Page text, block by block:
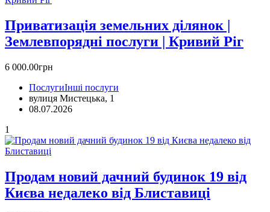
Приватизація земельних ділянок |
Землевпорядні послуги | Кривий Ріг
6 000.00грн
ПослугиІнші послуги
вулиця Мистецька, 1
08.07.2026
1
Продам новий дачний будинок 19 від
Києва недалеко від Блиставиці